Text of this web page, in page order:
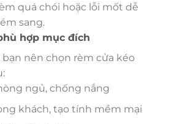
quá chói hoặc lỗi mốt dễ
sang.
hợp mục đích
nên chọn rèm cửa kéo
ngủ, chống nắng
khách, tạo tính mềm mại